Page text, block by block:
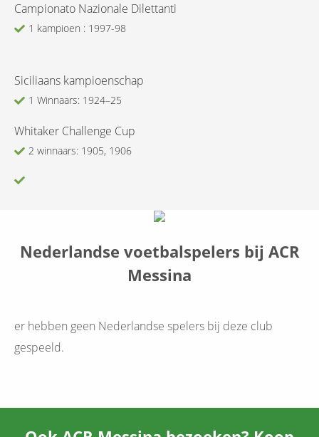
Campionato Nazionale Dilettanti
1 kampioen : 1997-98
Siciliaans kampioenschap
1 Winnaars: 1924–25
Whitaker Challenge Cup
2 winnaars: 1905, 1906
Nederlandse voetbalspelers bij ACR
Messina
er hebben geen Nederlandse spelers bij deze club
gespeeld.